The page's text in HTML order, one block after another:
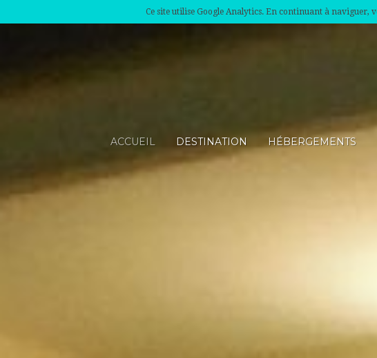
Ce site utilise Google Analytics. En continuant à naviguer,
ACCUEIL DESTINATION HÉBERGEMENTS